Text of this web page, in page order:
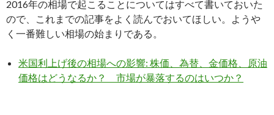
2016年の相場で起こることについてはすべて書いておいた
ので、これまでの記事をよく読んでおいてほしい。ようや
く一番難しい相場の始まりである。
米国利上げ後の相場への影響: 株価、為替、金価格、原油
価格はどうなるか？ 市場が暴落するのはいつか？